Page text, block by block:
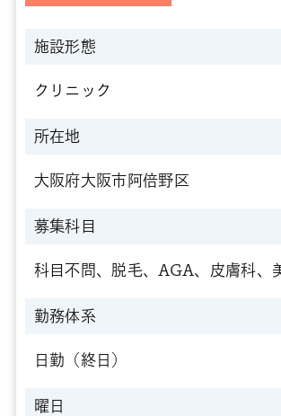
施設形態
クリニック
所在地
大阪府大阪市阿倍野区
募集科目
科目不問、脱毛、AGA、皮膚科、
勤務体系
日勤（終日）
曜日